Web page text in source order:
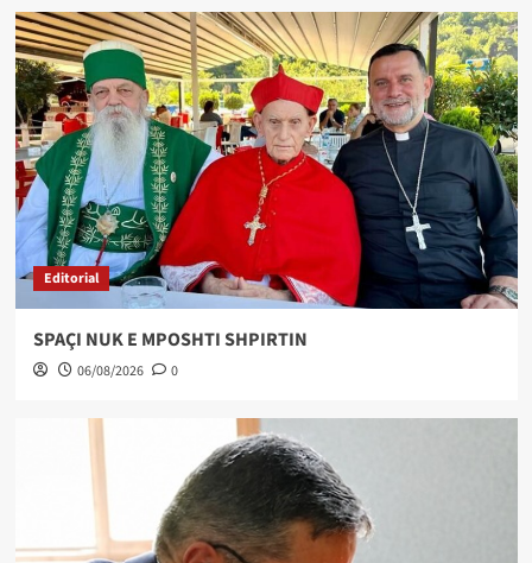
Editorial
SPAÇI NUK E MPOSHTI SHPIRTIN
06/08/2026 0